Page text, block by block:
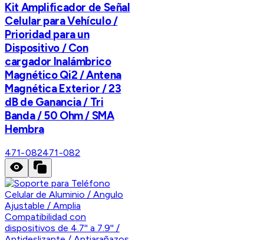
Kit Amplificador de Señal
Celular para Vehículo /
Prioridad para un
Dispositivo / Con
cargador Inalámbrico
Magnético Qi2 / Antena
Magnética Exterior / 23
dB de Ganancia / Tri
Banda / 50 Ohm / SMA
Hembra
471-082471-082